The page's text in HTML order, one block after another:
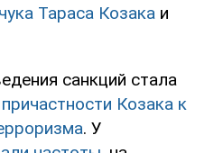
Тараса Козака и
санкций стала
причастности Козака к
. У